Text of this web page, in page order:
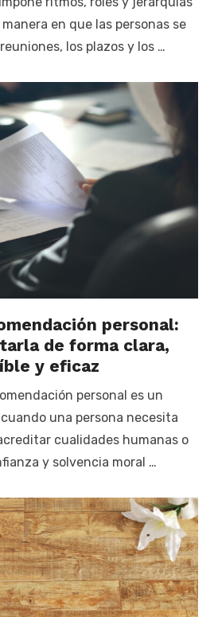
en que las personas se
los plazos y los …
personal:
de forma clara,
y eficaz
personal es un
una persona necesita
cualidades humanas o
y solvencia moral …